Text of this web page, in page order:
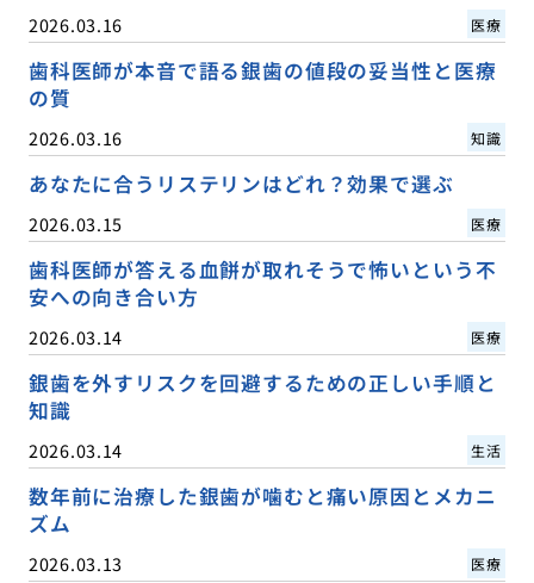
2026.03.16 医療
歯科医師が本音で語る銀歯の値段の妥当性と医療
の質
2026.03.16 知識
あなたに合うリステリンはどれ？効果で選ぶ
2026.03.15 医療
歯科医師が答える血餅が取れそうで怖いという不
安への向き合い方
2026.03.14 医療
銀歯を外すリスクを回避するための正しい手順と
知識
2026.03.14 生活
数年前に治療した銀歯が噛むと痛い原因とメカニ
ズム
2026.03.13 医療